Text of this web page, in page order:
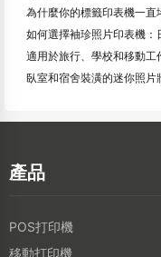
為什麼你的標籤印表機一直
如何選擇袖珍照片印表機
臥室和宿舍裝潢的迷你照片
產品
POS打印機
移動打印機